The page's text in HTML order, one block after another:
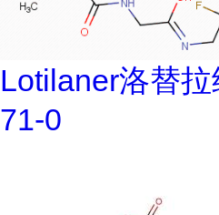
Lotilaner洛替
71-0